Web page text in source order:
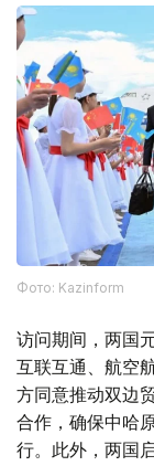
Фото: Kazinform
访问期间，两国
互联互通、航空
方同意推动双边
合作，确保中哈
行。此外，两国